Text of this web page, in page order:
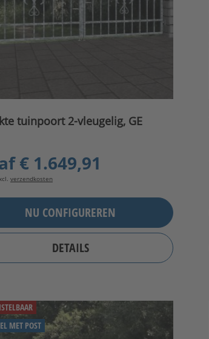
tuinpoort 2-vleugelig, GE
€ 1.649,91
verzendkosten
NU CONFIGUREREN
DETAILS
MET POST